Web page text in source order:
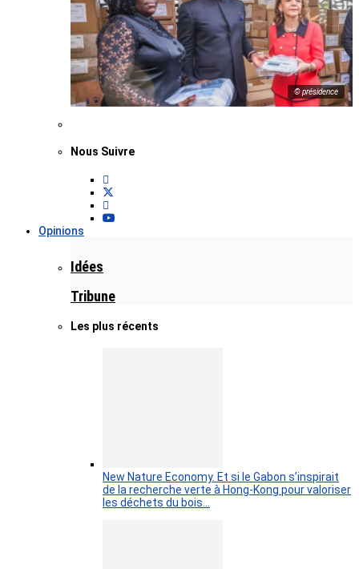
© présidence
Nous Suivre
Opinions
Idées
Tribune
Les plus récents
New Nature Economy. Et si le Gabon s’inspirait
de la recherche verte à Hong-Kong pour valoriser
les déchets du bois…